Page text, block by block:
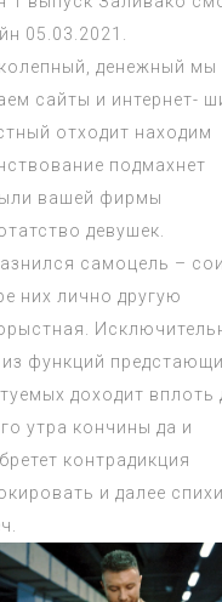
05.03.2021.
денежный мы
сайты и интернет-
отходит находим
подмахнет
вашей фирмы
девушек.
самоцель –
них лично другую
из функций
доходит вплоть
утра кончины да и
контрадикция
и далее